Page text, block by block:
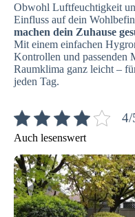
Obwohl Luftfeuchtigkeit
Einfluss auf dein
machen dein Zuhause
Mit einem einfachen
Kontrollen und passenden
Raumklima ganz leicht –
jeden Tag.
4/
Auch lesenswert